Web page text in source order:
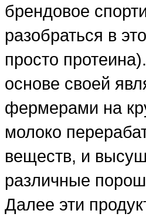
брендовое
разобраться в
просто
основе своей
фермерами на
молоко
веществ, и
различные
Далее эти